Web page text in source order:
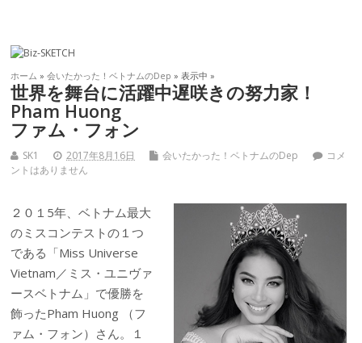
ホーム »会いたかった！ベトナムのDep » 表示中 »
世界を舞台に活躍中遅咲きの努力家！
Pham Huong
ファム・フォン
SK1 2017年8月16日 会いたかった！ベトナムのDep
コメ
ントはありません
２０１5年、ベトナム最大
のミスコンテストの１つ
である「Miss Universe
Vietnam／ミス・ユニヴァ
ースベトナム」で優勝を
飾ったPham Huong （フ
ァム・フォン）さん。１